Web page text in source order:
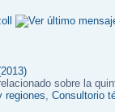
sobre la
regiones,Consultorio